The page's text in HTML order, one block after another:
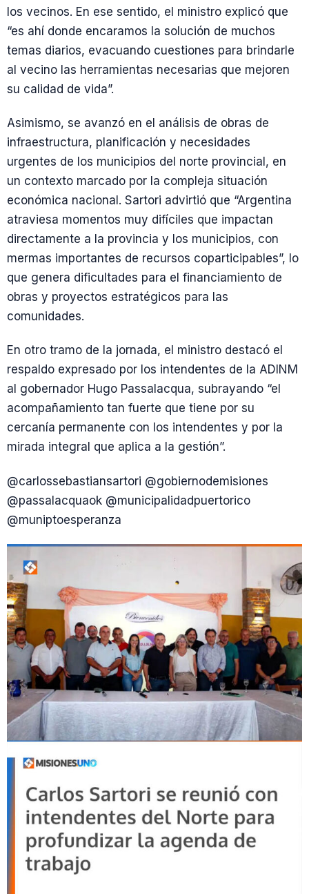
los vecinos. En ese sentido, el ministro explicó que
“es ahí donde encaramos la solución de muchos
temas diarios, evacuando cuestiones para brindarle
al vecino las herramientas necesarias que mejoren
su calidad de vida”.
Asimismo, se avanzó en el análisis de obras de
infraestructura, planificación y necesidades
urgentes de los municipios del norte provincial, en
un contexto marcado por la compleja situación
económica nacional. Sartori advirtió que “Argentina
atraviesa momentos muy difíciles que impactan
directamente a la provincia y los municipios, con
mermas importantes de recursos coparticipables”, lo
que genera dificultades para el financiamiento de
obras y proyectos estratégicos para las
comunidades.
En otro tramo de la jornada, el ministro destacó el
respaldo expresado por los intendentes de la ADINM
al gobernador Hugo Passalacqua, subrayando “el
acompañamiento tan fuerte que tiene por su
cercanía permanente con los intendentes y por la
mirada integral que aplica a la gestión”.
@carlossebastiansartori @gobiernodemisiones
@passalacquaok @municipalidadpuertorico
@muniptoesperanza